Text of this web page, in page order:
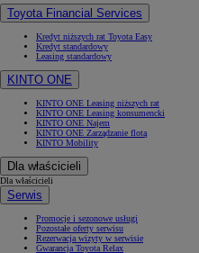
Toyota Financial Services
Kredyt niższych rat Toyota Easy
Kredyt standardowy
Leasing standardowy
KINTO ONE
KINTO ONE Leasing niższych rat
KINTO ONE Leasing konsumencki
KINTO ONE Najem
KINTO ONE Zarządzanie flotą
KINTO Mobility
Dla właścicieli
Dla właścicieli
Serwis
Promocje i sezonowe usługi
Pozostałe oferty serwisu
Rezerwacja wizyty w serwisie
Gwarancja Toyota Relax